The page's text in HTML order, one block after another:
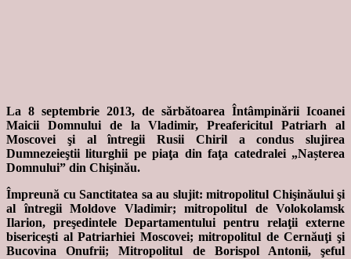
La 8 septembrie 2013, de sărbătoarea Întâmpinării Icoanei
Maicii Domnului de la Vladimir, Preafericitul Patriarh al
Moscovei şi al întregii Rusii Chiril a condus slujirea
Dumnezeieştii liturghii pe piaţa din faţa catedralei „Nașterea
Domnului” din Chişinău.
Împreună cu Sanctitatea sa au slujit: mitropolitul Chişinăului şi
al întregii Moldove Vladimir; mitropolitul de Volokolamsk
Ilarion, preşedintele Departamentului pentru relaţii externe
bisericeşti al Patriarhiei Moscovei; mitropolitul de Cernăuţi şi
Bucovina Onufrii; Mitropolitul de Borispol Antonii, şeful